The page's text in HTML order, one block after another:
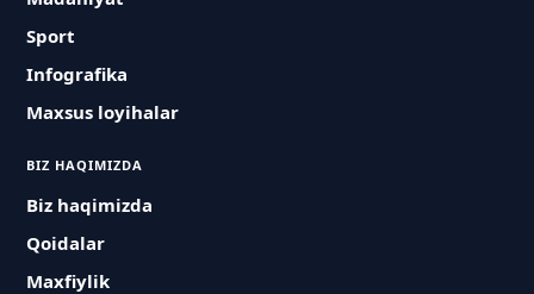
Sport
Infografika
Maxsus loyihalar
BIZ HAQIMIZDA
Biz haqimizda
Qoidalar
Maxfiylik